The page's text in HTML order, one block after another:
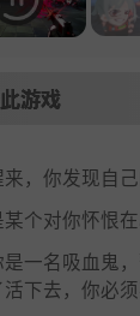
游戏
，你发现自
个对你怀恨
一名吸血鬼，
下去，你必